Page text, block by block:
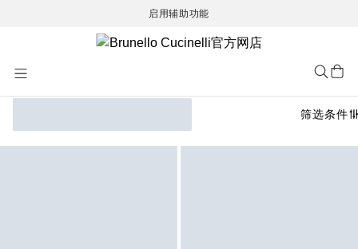
启用辅助功能
Content
筛选条件